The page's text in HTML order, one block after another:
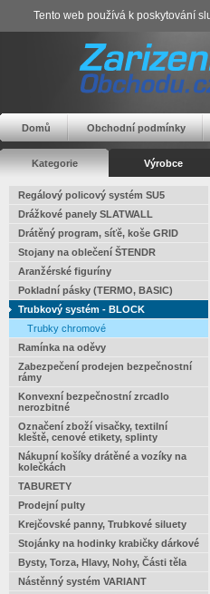
Domů Obchodní podmínky
Kategorie Výrobce
Regálový policový systém SU5
Drážkové panely SLATWALL
Drátěný program, síťě, koše GRID
Stojany na oblečení ŠTENDR
Aranžérské figuríny
Pokladní pásky (TERMO, BASIC)
Trubkový systém - BLOCK
Trubky chromové
Ramínka na oděvy
Zabezpečení prodejen bezpečnostní
rámy
Konvexní bezpečnostní zrcadlo
nerozbitné
Označení zboží visačky, textilní
kleště, cenové etikety, splinty
Nákupní košíky drátěné a vozíky na
kolečkách
TABURETY
Prodejní pulty
Krejčovské panny, Trubkové siluety
Stojánky na hodinky krabičky dárkové
Bysty, Torza, Hlavy, Nohy, Části těla
Nástěnný systém VARIANT
Tento web používá k poskytování